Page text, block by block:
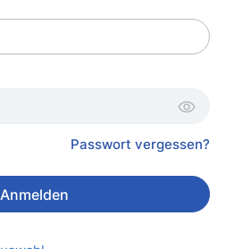
visibility
Passwort vergessen?
Anmelden